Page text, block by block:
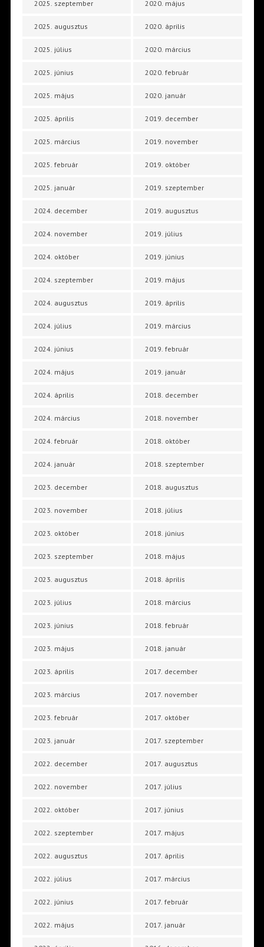
2025. szeptember
2025. augusztus
2025. július
2025. június
2025. május
2025. április
2025. március
2025. február
2025. január
2024. december
2024. november
2024. október
2024. szeptember
2024. augusztus
2024. július
2024. június
2024. május
2024. április
2024. március
2024. február
2024. január
2023. december
2023. november
2023. október
2023. szeptember
2023. augusztus
2023. július
2023. június
2023. május
2023. április
2023. március
2023. február
2023. január
2022. december
2022. november
2022. október
2022. szeptember
2022. augusztus
2022. július
2022. június
2022. május
2020. május
2020. április
2020. március
2020. február
2020. január
2019. december
2019. november
2019. október
2019. szeptember
2019. augusztus
2019. július
2019. június
2019. május
2019. április
2019. március
2019. február
2019. január
2018. december
2018. november
2018. október
2018. szeptember
2018. augusztus
2018. július
2018. június
2018. május
2018. április
2018. március
2018. február
2018. január
2017. december
2017. november
2017. október
2017. szeptember
2017. augusztus
2017. július
2017. június
2017. május
2017. április
2017. március
2017. február
2017. január